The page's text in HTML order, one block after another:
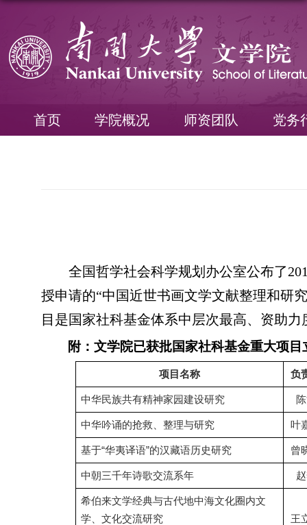
首页 学院概况 师资团队 党务
全国哲学社会科学规划办公室公布了
授申请的“中国近世书画文学文献整理和研
目是国家社科基金体系中层次最高、资助
附：文学院已获批国家社科基金重大项目
项目名称 负
中华民族共有精神家园建设研究
中华吟诵的抢救、整理与研究 叶
基于“华夷译语”的汉藏语历史研究 曾
中朝三千年诗歌交流系年
希伯来文学经典与古代地中海文化圈内文
学、文化交流研究
王